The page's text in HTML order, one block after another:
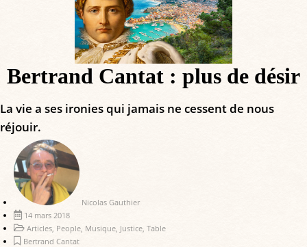
Bertrand Cantat : plus de désir
La vie a ses ironies qui jamais ne cessent de nous
réjouir.
Nicolas Gauthier
14 mars 2018
Articles People Musique Justice Table
Bertrand Cantat